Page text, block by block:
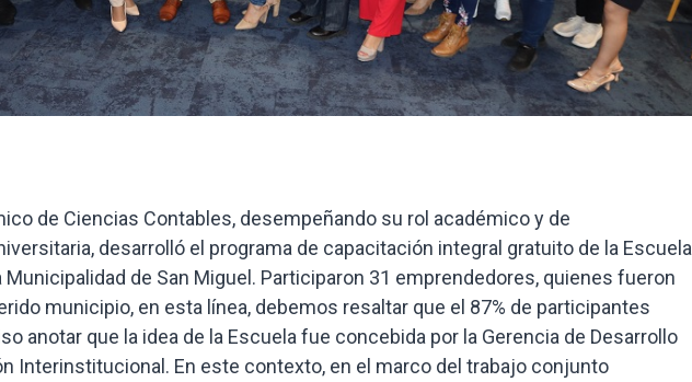
de Ciencias Contables, desempeñando su rol académico y de
desarrolló el programa de capacitación integral gratuito de la Escuela
de San Miguel. Participaron 31 emprendedores, quienes fueron
municipio, en esta línea, debemos resaltar que el 87% de participantes
anotar que la idea de la Escuela fue concebida por la Gerencia de Desarrollo
Interinstitucional. En este contexto, en el marco del trabajo conjunto